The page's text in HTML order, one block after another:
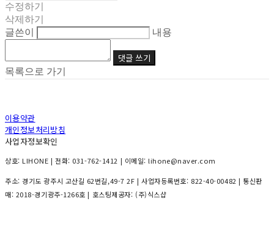
수정하기
삭제하기
글쓴이
내용
댓글 쓰기
목록으로 가기
이용약관
개인정보처리방침
사업자정보확인
상호: LIHONE | 전화: 031-762-1412 | 이메일: lihone@naver.com
주소: 경기도 광주시 고산길 62번길,49-7 2F | 사업자등록번호: 822-40-00482 | 통신판
매: 2018-경기광주-1266호 | 호스팅제공자: (주)식스샵